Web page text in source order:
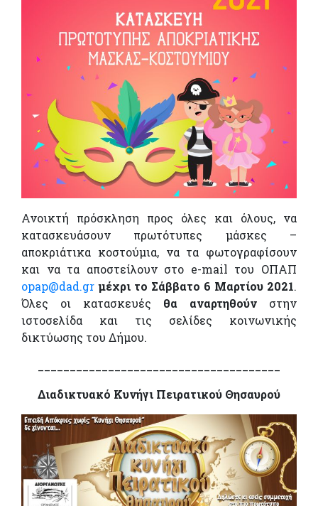
Ανοικτή πρόσκληση προς όλες και όλους, να
κατασκευάσουν πρωτότυπες μάσκες –
αποκριάτικα κοστούμια, να τα φωτογραφίσουν
και να τα αποστείλουν στο e-mail του ΟΠΑΠ
opap@dad.gr μέχρι το Σάββατο 6 Μαρτίου 2021.
Όλες οι κατασκευές θα αναρτηθούν στην
ιστοσελίδα και τις σελίδες κοινωνικής
δικτύωσης του Δήμου.
Διαδικτυακό Κυνήγι Πειρατικού Θησαυρού